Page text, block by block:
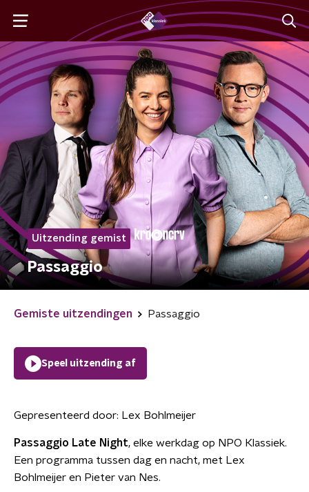
Uitzending gemist
Passaggio
Gemiste uitzendingen Passaggio
Speel uitzending af
Gepresenteerd door: Lex Bohlmeijer
Passaggio Late Night, elke werkdag op NPO Klassiek.
Een programma tussen dag en nacht, met Lex
Bohlmeijer en Pieter van Nes.